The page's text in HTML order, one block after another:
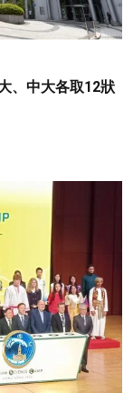
、中大各取12狀